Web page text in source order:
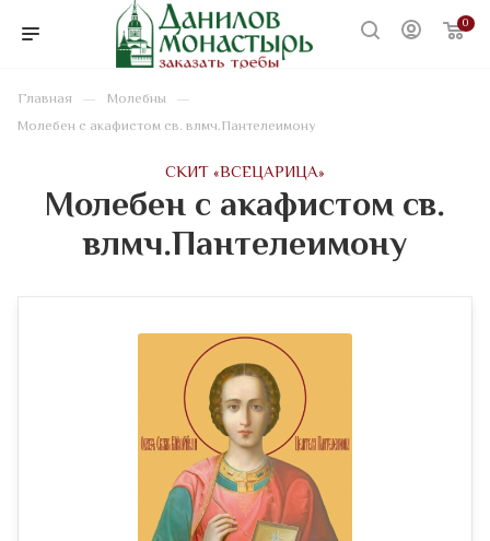
0
Главная — Молебны —
Молебен с акафистом св. влмч.Пантелеимону
CКИТ «ВСЕЦАРИЦА»
Молебен с акафистом св.
влмч.Пантелеимону